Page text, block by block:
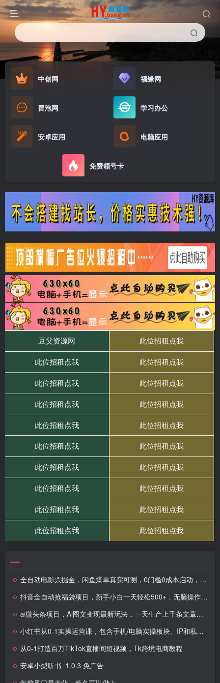
中创网 福缘网
冒泡网 学习办公
安卓应用 电脑应用
免费领号卡
全自动电影票掘金，闲鱼爆单真实可测，0门槛0成本启动，每天稳定3张
抖音全自动抢福袋项目，新手小白一天轻松500+，无脑操作 ，看完直接可以上手
ai微头条项目，Ai图文变现最新玩法，一天生产上千条文章，每篇过原创的玩法
小红书从0-1实操运营课，包含手机/电脑实操板块、IP和私域课、直播课（97节）
从0-1打造百万TikTok直播间短视频，Tk跨境电商教程
安卓小梨听书_1.0.3 免广告